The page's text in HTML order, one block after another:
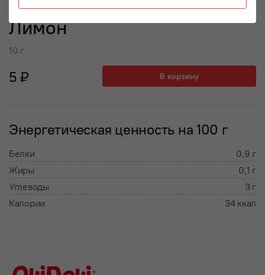
Лимон
10 г
5 ₽ В корзину
Энергетическая ценность на 100 г
Белки
0,9 г
Жиры
0,1 г
Углеводы
3 г
Калории
34 ккал